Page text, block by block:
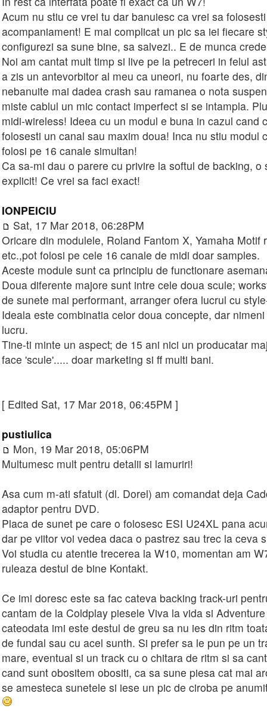
Acum nu stiu ce vrei tu dar banuiesc ca vrei sa
acompaniament! E mai complicat un pic sa iei fiecare
configurezi sa sune bine, sa salvezi.. E de munca
Noi am cantat mult timp si live pe la petreceri in felul
a zis un antevorbitor al meu ca uneori, nu foarte des,
nebanuite mai dadea crash sau ramanea o nota
miste cablul un mic contact imperfect si se intampla.
midi-wireless! Ideea cu un modul e buna in cazul cand
folosesti un canal sau maxim doua! Inca nu stiu modul
folosi pe 16 canale simultan!
Ca sa-mi dau o parere cu privire la softul de backing, o
explicit! Ce vrei sa faci exact!
IONPEICIU
Sat, 17 Mar 2018, 06:28PM
Oricare din modulele, Roland Fantom X, Yamaha Motif
etc.,pot folosi pe cele 16 canale de midi doar samples.
Aceste module sunt ca principiu de functionare
Doua diferente majore sunt intre cele doua scule;
de sunete mai performant, arranger ofera lucrul cu
Ideala este combinatia celor doua concepte, dar
lucru.
Tine-ti minte un aspect; de 15 ani nici un producatar
face 'scule'..... doar marketing si ff multi bani.
[ Edited Sat, 17 Mar 2018, 06:45PM ]
pustiulica
Mon, 19 Mar 2018, 05:06PM
Multumesc mult pentru detalii si lamuriri!
Asa cum m-ati sfatuit (dl. Dorel) am comandat deja
adaptor pentru DVD.
Placa de sunet pe care o folosesc ESI U24XL pana
dar pe viitor voi vedea daca o pastrez sau trec la ceva
Voi studia cu atentie trecerea la W10, momentan am
ruleaza destul de bine Kontakt.
Ce imi doresc este sa fac cateva backing track-uri
cantam de la Coldplay piesele Viva la vida si
cateodata imi este destul de greu sa nu ies din ritm
de fundal sau cu acel sunth. Si prefer sa le pun pe un
mare, eventual si un track cu o chitara de ritm si sa
cand sunt obositem obositi, ca sa sune piesa cat mai
se amesteca sunetele si iese un pic de ciroba pe